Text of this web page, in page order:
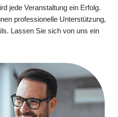
jede Veranstaltung ein Erfolg.
professionelle Unterstützung,
Lassen Sie sich von uns ein